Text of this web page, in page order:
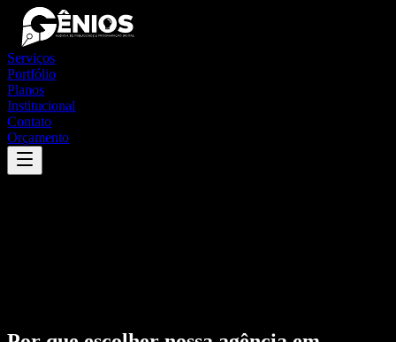
Serviços
Portfólio
Planos
Institucional
Contato
Orçamento